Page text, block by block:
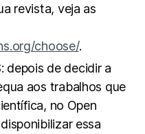
revista, veja as
choose/.
depois de decidir a
aos trabalhos que
no Open
essa